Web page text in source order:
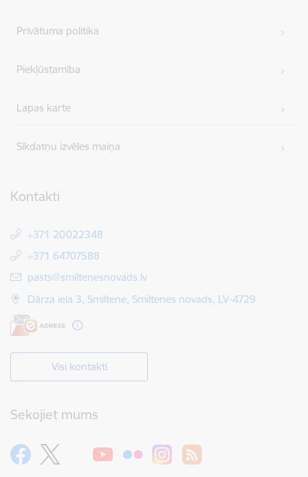
Privātuma politika
Piekļūstamība
Lapas karte
Sīkdatņu izvēles maiņa
Kontakti
+371 20022348
+371 64707588
E-pasts:
pasts@smiltenesnovads.lv
Dārza iela 3, Smiltene, Smiltenes novads, LV-4729
Visi kontakti
Sekojiet mums